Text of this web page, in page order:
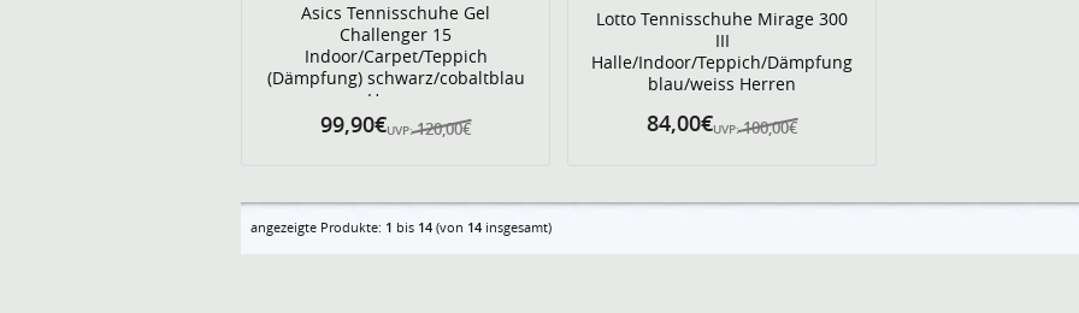
Asics Tennisschuhe Gel
Challenger 15
Indoor/Carpet/Teppich
(Dämpfung) schwarz/cobaltblau
Herren
UVP: 120,00€
99,90€
Lotto Tennisschuhe Mirage 300
III
Halle/Indoor/Teppich/Dämpfung
blau/weiss Herren
UVP: 100,00€
84,00€
angezeigte Produkte: 1 bis 14 (von 14 insgesamt)